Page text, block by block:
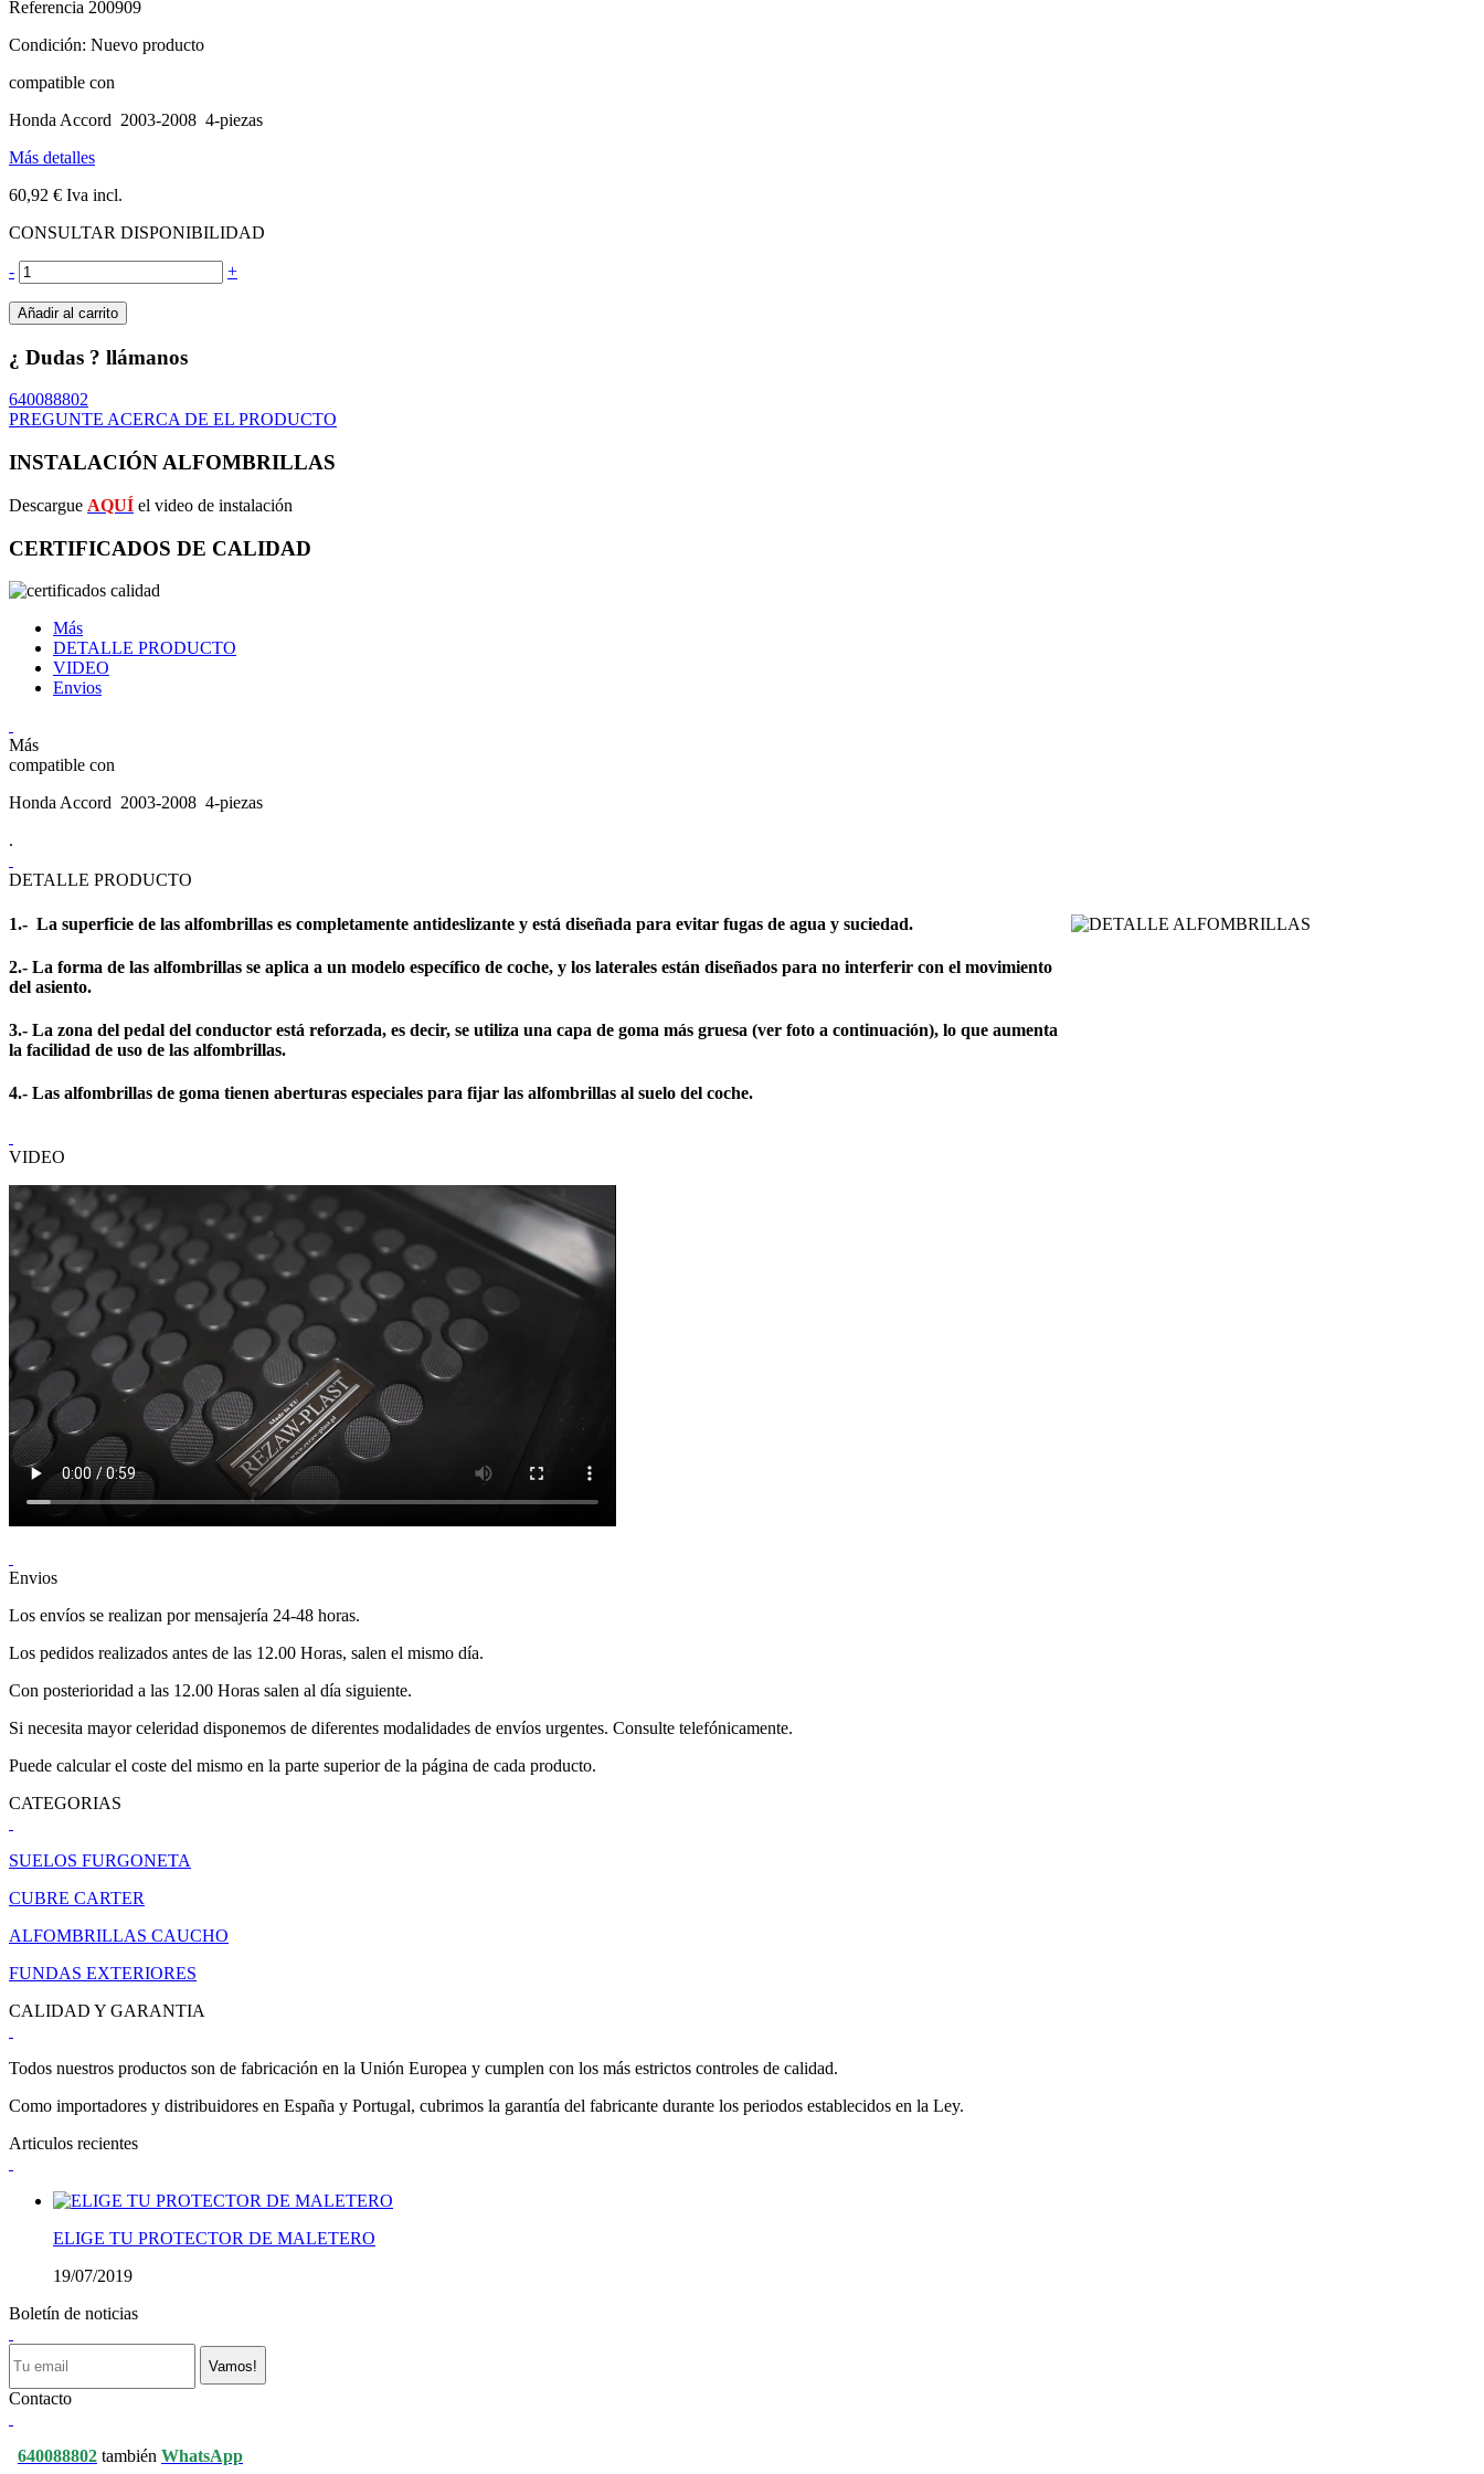
Referencia 200909
Condición: Nuevo producto
compatible con
Honda Accord 2003-2008 4-piezas
Más detalles
60,92 € Iva incl.
CONSULTAR DISPONIBILIDAD
- +
Añadir al carrito
¿ Dudas ? llámanos
640088802
PREGUNTE ACERCA DE EL PRODUCTO
INSTALACIÓN ALFOMBRILLAS
Descargue AQUÍ el video de instalación
CERTIFICADOS DE CALIDAD
Más
DETALLE PRODUCTO
VIDEO
Envios
Más
compatible con
Honda Accord 2003-2008 4-piezas
.
DETALLE PRODUCTO
1.- La superficie de las alfombrillas es completamente antideslizante y está diseñada para evitar fugas de agua y suciedad.
2.- La forma de las alfombrillas se aplica a un modelo específico de coche, y los laterales están diseñados para no interferir con el movimiento
del asiento.
3.- La zona del pedal del conductor está reforzada, es decir, se utiliza una capa de goma más gruesa (ver foto a continuación), lo que aumenta
la facilidad de uso de las alfombrillas.
4.- Las alfombrillas de goma tienen aberturas especiales para fijar las alfombrillas al suelo del coche.
VIDEO
Envios
Los envíos se realizan por mensajería 24-48 horas.
Los pedidos realizados antes de las 12.00 Horas, salen el mismo día.
Con posterioridad a las 12.00 Horas salen al día siguiente.
Si necesita mayor celeridad disponemos de diferentes modalidades de envíos urgentes. Consulte telefónicamente.
Puede calcular el coste del mismo en la parte superior de la página de cada producto.
CATEGORIAS
SUELOS FURGONETA
CUBRE CARTER
ALFOMBRILLAS CAUCHO
FUNDAS EXTERIORES
CALIDAD Y GARANTIA
Todos nuestros productos son de fabricación en la Unión Europea y cumplen con los más estrictos controles de calidad.
Como importadores y distribuidores en España y Portugal, cubrimos la garantía del fabricante durante los periodos establecidos en la Ley.
Articulos recientes
ELIGE TU PROTECTOR DE MALETERO
19/07/2019
Boletín de noticias
Vamos!
Contacto
640088802 también WhatsApp